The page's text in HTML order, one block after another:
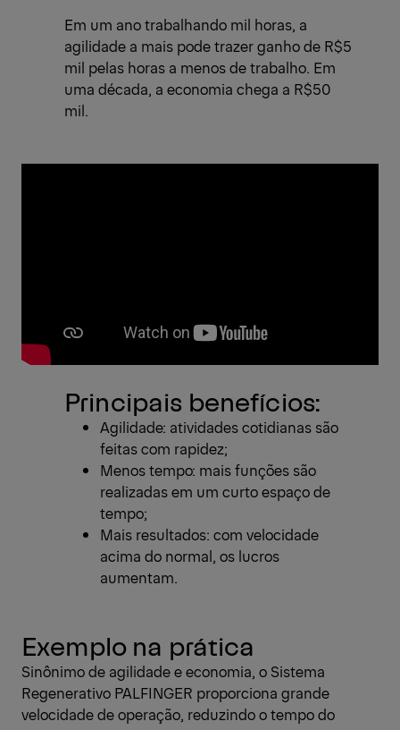
Em um ano trabalhando mil horas, a
agilidade a mais pode trazer ganho de R$5
mil pelas horas a menos de trabalho. Em
uma década, a economia chega a R$50
mil.
Principais benefícios:
Agilidade: atividades cotidianas são
feitas com rapidez;
Menos tempo: mais funções são
realizadas em um curto espaço de
tempo;
Mais resultados: com velocidade
acima do normal, os lucros
aumentam.
Exemplo na prática
Sinônimo de agilidade e economia, o Sistema
Regenerativo PALFINGER proporciona grande
velocidade de operação, reduzindo o tempo do